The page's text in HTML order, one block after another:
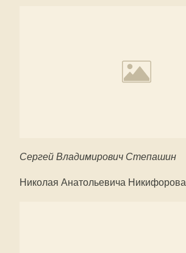
Сергей Владимирович Степашин
Николая Анатольевича Никифорова